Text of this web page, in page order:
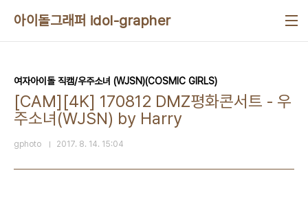
아이돌그래퍼 idol-grapher
여자아이돌 직캠/우주소녀 (WJSN)(COSMIC GIRLS)
[CAM][4K] 170812 DMZ평화콘서트 - 우
주소녀(WJSN) by Harry
gphoto 2017. 8. 14. 15:04